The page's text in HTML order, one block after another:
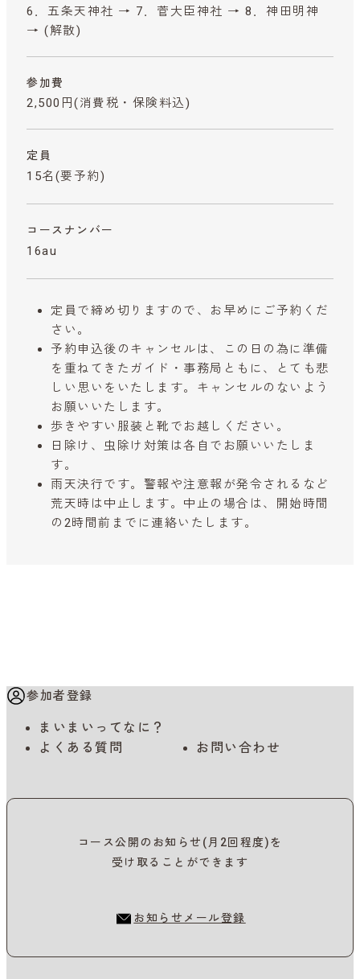
6．五条天神社 → 7．菅大臣神社 → 8．神田明神
→ (解散)
参加費
2,500円 (消費税・保険料込)
定員
15名(要予約)
コースナンバー
16au
定員で締め切りますので、お早めにご予約くだ
さい。
予約申込後のキャンセルは、この日の為に準備
を重ねてきたガイド・事務局ともに、とても悲
しい思いをいたします。キャンセルのないよう
お願いいたします。
歩きやすい服装と靴でお越しください。
日除け、虫除け対策は各自でお願いいたしま
す。
雨天決行です。警報や注意報が発令されるなど
荒天時は中止します。中止の場合は、開始時間
の2時間前までに連絡いたします。
参加者登録
まいまいってなに？
よくある質問
お問い合わせ
コース公開のお知らせ(月2回程度)を
受け取ることができます
お知らせメール登録